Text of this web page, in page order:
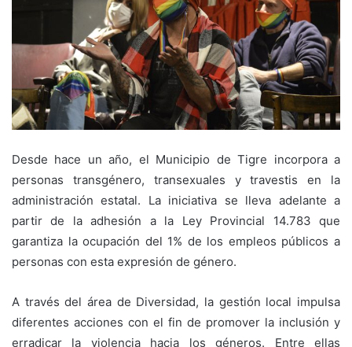
Desde hace un año, el Municipio de Tigre incorpora a
personas transgénero, transexuales y travestis en la
administración estatal. La iniciativa se lleva adelante a
partir de la adhesión a la Ley Provincial 14.783 que
garantiza la ocupación del 1% de los empleos públicos a
personas con esta expresión de género.
A través del área de Diversidad, la gestión local impulsa
diferentes acciones con el fin de promover la inclusión y
erradicar la violencia hacia los géneros. Entre ellas